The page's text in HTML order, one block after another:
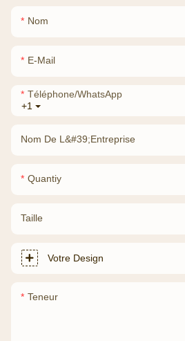
Nom
E-Mail
+1
Téléphone/WhatsApp
Nom De L&#39;entreprise
Quantiy
Taille
Votre Design
Teneur